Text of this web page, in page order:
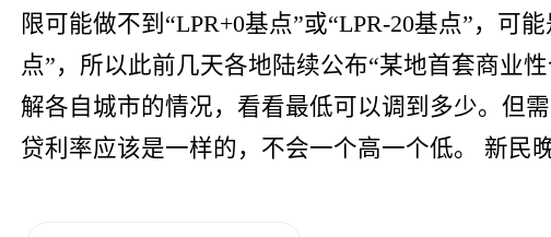
限可能做不到“LPR+0基点”或“LPR-20基点”，可
点”，所以此前几天各地陆续公布“某地首套商业
解各自城市的情况，看看最低可以调到多少。但
贷利率应该是一样的，不会一个高一个低。 新民